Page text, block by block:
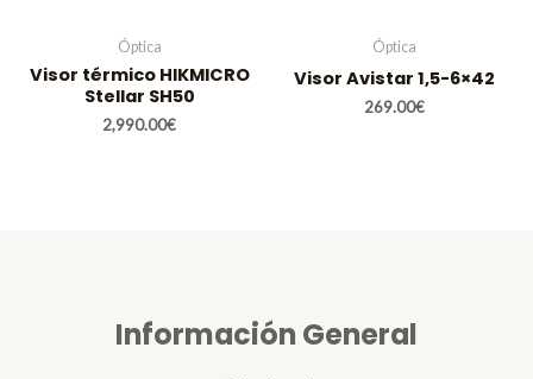
Óptica
Visor térmico HIKMICRO
Stellar SH50
2,990.00€
Óptica
Visor Avistar 1,5-6×42
269.00€
Información General